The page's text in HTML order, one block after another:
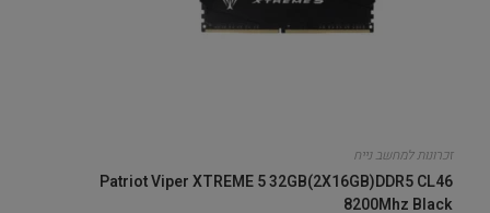
זכרונות למחשב נייח
Patriot Viper XTREME 5 32GB(2X16GB)DDR5 CL46
8200Mhz Black